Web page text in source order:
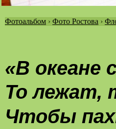
Фотоальбом › Фото Ростова ›
«В океане
То лежат,
Чтобы